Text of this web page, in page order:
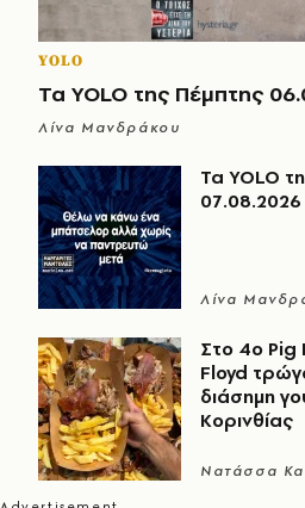
YOLO
Τα YOLO της Πέμπτης
Λίνα Μανδράκου
Τα YOLO
07.08.2026
Λίνα
Στο 4ο Pig
Floyd
διάσημη
Κορινθίας
Νατάσσα